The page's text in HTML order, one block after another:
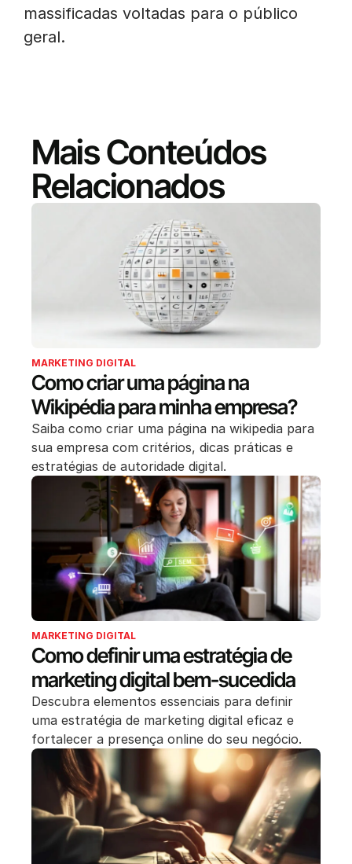
massificadas voltadas para o público
geral.
Mais Conteúdos
Relacionados
MARKETING DIGITAL
Como criar uma página na
Wikipédia para minha empresa?
Saiba como criar uma página na wikipedia para
sua empresa com critérios, dicas práticas e
estratégias de autoridade digital.
MARKETING DIGITAL
Como definir uma estratégia de
marketing digital bem-sucedida
Descubra elementos essenciais para definir
uma estratégia de marketing digital eficaz e
fortalecer a presença online do seu negócio.